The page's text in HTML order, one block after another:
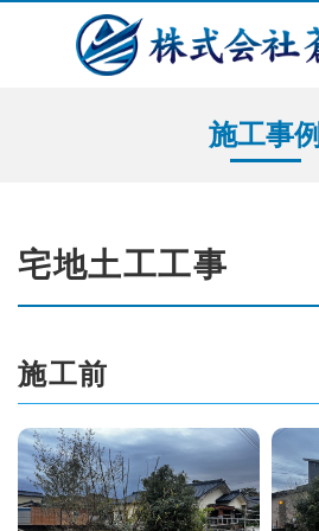
施工事例
宅地土工工事
施工前